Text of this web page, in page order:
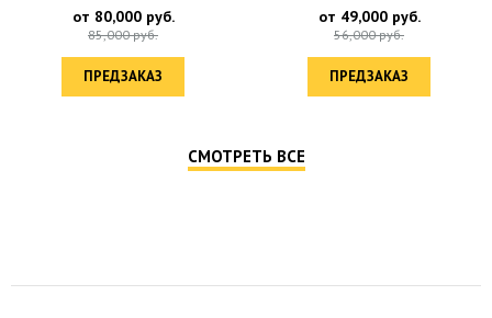
от 80,000руб.
85,000руб.
ПРЕДЗАКАЗ
от 49,000руб.
56,000руб.
ПРЕДЗАКАЗ
СМОТРЕТЬ ВСЕ